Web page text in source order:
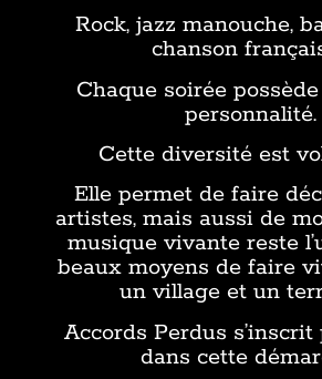
Rock, jazz manouche,
chanson
Chaque soirée
personnalité.
Cette diversité est
Elle permet de faire
artistes, mais aussi de
musique vivante reste
beaux moyens de faire
un village et un
Accords Perdus
dans cette